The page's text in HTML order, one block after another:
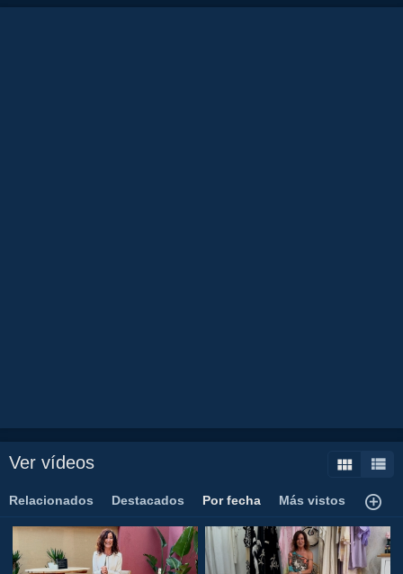
CONTACTO PROGRAMA:
Ver vídeos
Relacionados Destacados Por fecha Más vistos